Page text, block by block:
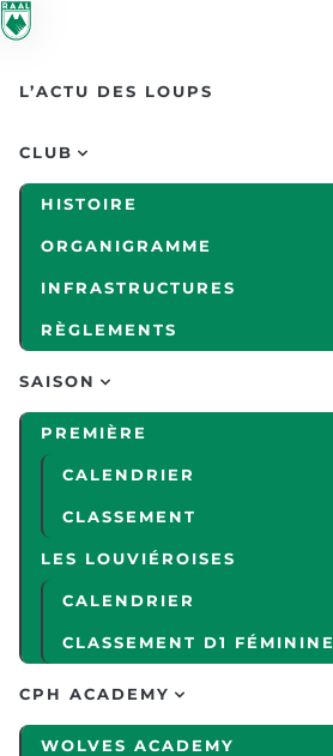
Skip to main content
L’ACTU DES LOUPS
CLUB
HISTOIRE
ORGANIGRAMME
INFRASTRUCTURES
RÈGLEMENTS
SAISON
PREMIÈRE
CALENDRIER
CLASSEMENT
LES LOUVIÉROISES
CALENDRIER
CLASSEMENT D1 FÉMININE
CPH ACADEMY
WOLVES ACADEMY